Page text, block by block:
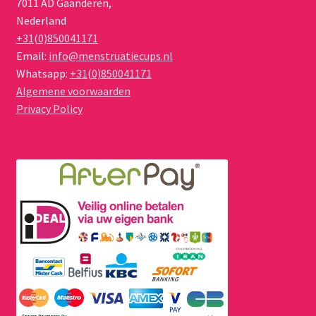
7011 AD Gaanderen,
Nederland
+31(0)850041171
Email: info@menstruatiecups.nl
Whatsapp: +31(0)850041171
Algemene voorwaarden
Privacy Policy